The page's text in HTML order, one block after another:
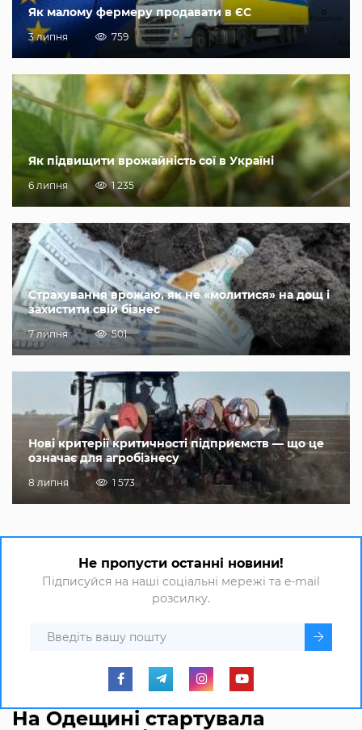
Як малому фермеру продавати в ЄС
3 липня 759
Як підвищити врожайність сої в Україні
6 липня 1 235
Страхування врожаю, як не «молитися» на дощ і
захистити свій бізнес
7 липня 501
Нові критерії критичності підприємств — що це
означає для агробізнесу
8 липня 1 573
Не пропусти останні новини!
Підписуйся на наші соціальні мережі та e-mail
розсилку.
На Одещині стартувала